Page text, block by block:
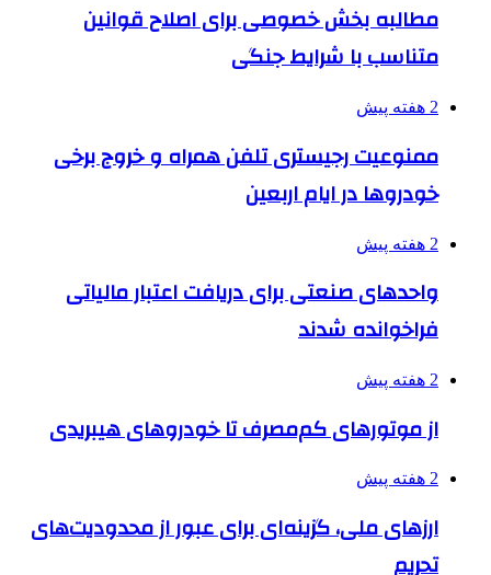
مطالبه بخش خصوصی برای اصلاح قوانین
متناسب با شرایط جنگی
2 هفته پیش
ممنوعیت رجیستری تلفن همراه و خروج برخی
خودروها در ایام اربعین
2 هفته پیش
واحدهای صنعتی برای دریافت اعتبار مالیاتی
فراخوانده شدند
2 هفته پیش
از موتورهای کم‌مصرف تا خودروهای هیبریدی
2 هفته پیش
ارزهای ملی، گزینه‌ای برای عبور از محدودیت‌های
تحریم